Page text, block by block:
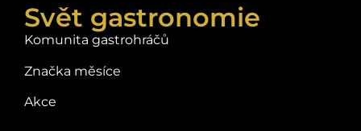
Svět gastronomie
Komunita gastrohráčů
Značka měsíce
Akce